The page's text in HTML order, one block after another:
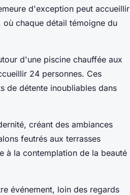
d'exception peut accueillir
chaque détail témoigne du
d'une piscine chauffée aux
24 personnes. Ces
de détente inoubliables dans
créant des ambiances
feutrés aux terrasses
à la contemplation de la beauté
événement, loin des regards